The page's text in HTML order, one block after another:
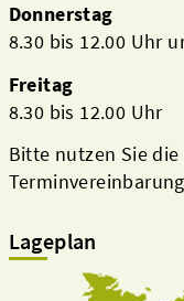
Donnerstag
8.30 bis 12.00 Uhr
Freitag
8.30 bis 12.00 Uhr
Bitte nutzen Sie
Lageplan